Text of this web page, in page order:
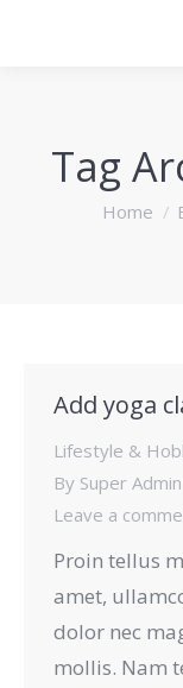
Tag
You are
Home
Add yoga
Lifestyle &
By Super Admin
Leave a
Proin tellus
amet,
dolor nec
mollis. Nam